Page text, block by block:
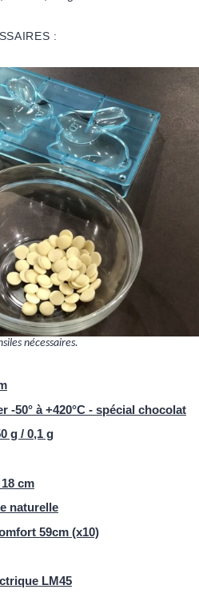
:
nécessaires.
-50° à +420°C - spécial chocolat
g / 0,1 g
cm
naturelle
59cm (x10)
LM45